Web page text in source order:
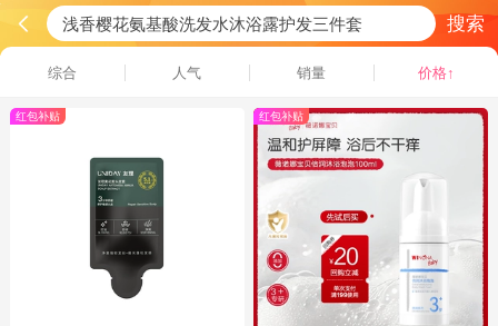
搜索
综合 人气 销量 价格↑
红包补贴 红包补贴